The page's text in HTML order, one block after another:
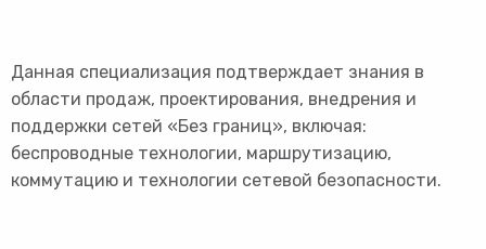
Данная специализация подтверждает знания в
области продаж, проектирования, внедрения и
поддержки сетей «Без границ», включая:
беспроводные технологии, маршрутизацию,
коммутацию и технологии сетевой безопасности.